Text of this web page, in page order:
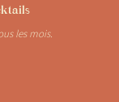
les mois.